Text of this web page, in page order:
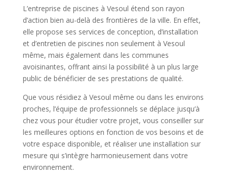
L’entreprise de piscines à Vesoul étend son rayon
d’action bien au-delà des frontières de la ville. En effet,
elle propose ses services de conception, d’installation
et d’entretien de piscines non seulement à Vesoul
même, mais également dans les communes
avoisinantes, offrant ainsi la possibilité à un plus large
public de bénéficier de ses prestations de qualité.
Que vous résidiez à Vesoul même ou dans les environs
proches, l’équipe de professionnels se déplace jusqu’à
chez vous pour étudier votre projet, vous conseiller sur
les meilleures options en fonction de vos besoins et de
votre espace disponible, et réaliser une installation sur
mesure qui s’intègre harmonieusement dans votre
environnement.